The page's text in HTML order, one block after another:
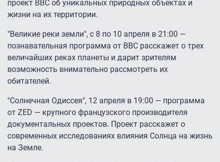
проект BBC об уникальных природных объектах и
жизни на их территории.
"Великие реки земли", с 8 по 10 апреля в 21:00 —
познавательная программа от BBC расскажет о трех
величайших реках планеты и дарит зрителям
возможность внимательно рассмотреть их
обитателей.
"Солнечная Одиссея", 12 апреля в 19:00 — программа
от ZED — крупного французского производителя
документальных проектов. Проект расскажет о
современных исследованиях влияния Солнца на жизнь
на Земле.